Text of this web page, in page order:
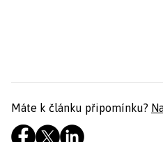
Máte k článku připomínku?